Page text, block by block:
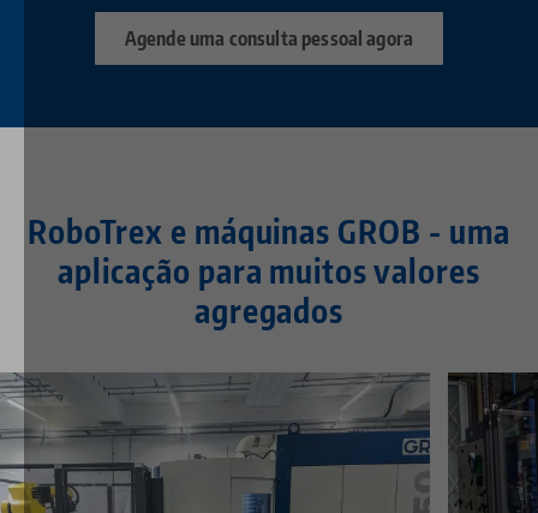
Agende uma consulta pessoal agora
RoboTrex e máquinas GROB - uma
aplicação para muitos valores
agregados